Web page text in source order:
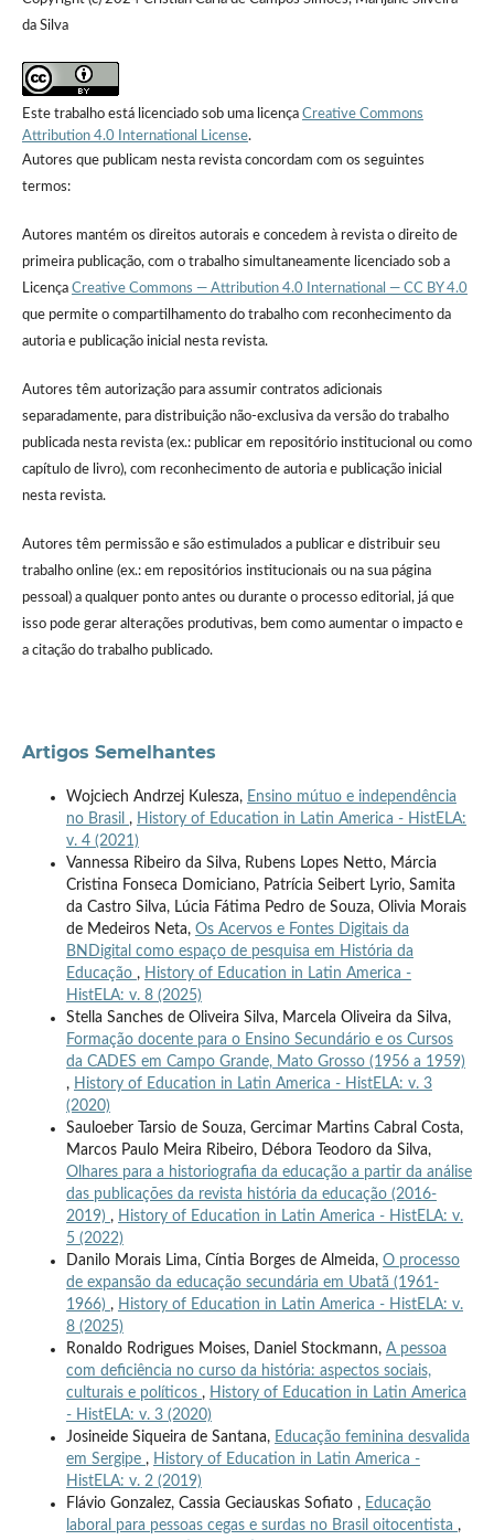
da Silva
Este trabalho está licenciado sob uma licença Creative Commons
Attribution 4.0 International License.
Autores que publicam nesta revista concordam com os seguintes
termos:
Autores mantém os direitos autorais e concedem à revista o direito de
primeira publicação, com o trabalho simultaneamente licenciado sob a
Licença Creative Commons — Attribution 4.0 International — CC BY 4.0
que permite o compartilhamento do trabalho com reconhecimento da
autoria e publicação inicial nesta revista.
Autores têm autorização para assumir contratos adicionais
separadamente, para distribuição não-exclusiva da versão do trabalho
publicada nesta revista (ex.: publicar em repositório institucional ou como
capítulo de livro), com reconhecimento de autoria e publicação inicial
nesta revista.
Autores têm permissão e são estimulados a publicar e distribuir seu
trabalho online (ex.: em repositórios institucionais ou na sua página
pessoal) a qualquer ponto antes ou durante o processo editorial, já que
isso pode gerar alterações produtivas, bem como aumentar o impacto e
a citação do trabalho publicado.
Artigos Semelhantes
Wojciech Andrzej Kulesza, Ensino mútuo e independência
no Brasil , History of Education in Latin America - HistELA:
v. 4 (2021)
Vannessa Ribeiro da Silva, Rubens Lopes Netto, Márcia
Cristina Fonseca Domiciano, Patrícia Seibert Lyrio, Samita
da Castro Silva, Lúcia Fátima Pedro de Souza, Olivia Morais
de Medeiros Neta, Os Acervos e Fontes Digitais da
BNDigital como espaço de pesquisa em História da
Educação , History of Education in Latin America -
HistELA: v. 8 (2025)
Stella Sanches de Oliveira Silva, Marcela Oliveira da Silva,
Formação docente para o Ensino Secundário e os Cursos
da CADES em Campo Grande, Mato Grosso (1956 a 1959)
, History of Education in Latin America - HistELA: v. 3
(2020)
Sauloeber Tarsio de Souza, Gercimar Martins Cabral Costa,
Marcos Paulo Meira Ribeiro, Débora Teodoro da Silva,
Olhares para a historiografia da educação a partir da análise
das publicações da revista história da educação (2016-
2019) , History of Education in Latin America - HistELA: v.
5 (2022)
Danilo Morais Lima, Cíntia Borges de Almeida, O processo
de expansão da educação secundária em Ubatã (1961-
1966) , History of Education in Latin America - HistELA: v.
8 (2025)
Ronaldo Rodrigues Moises, Daniel Stockmann, A pessoa
com deficiência no curso da história: aspectos sociais,
culturais e políticos , History of Education in Latin America
- HistELA: v. 3 (2020)
Josineide Siqueira de Santana, Educação feminina desvalida
em Sergipe , History of Education in Latin America -
HistELA: v. 2 (2019)
Flávio Gonzalez, Cassia Geciauskas Sofiato , Educação
laboral para pessoas cegas e surdas no Brasil oitocentista ,